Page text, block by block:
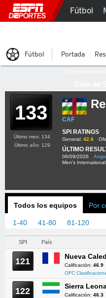
133
CAF
SPI RATINGS
General: 42.6
ÚLTIMO
06/09/2026
Men's
Último mes: 134
Último año: 129
Todos los equipos Por
1-40 41-80 81-120
SPI País
121 Nueva
Calificación: 46.9
OFC
122 Sierra
Calificación: 46.3
Fútbol
Fútbol Portada